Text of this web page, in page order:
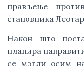
прављење
становника
Након што
планира
се могли осим